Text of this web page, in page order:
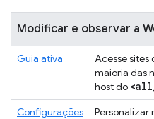
Modificar e observar a
Guia ativa
Acesse
maioria das
host do <all
Configurações
Personalizar